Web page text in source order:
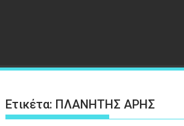
Ετικέτα: ΠΛΑΝΗΤΗΣ ΑΡΗΣ